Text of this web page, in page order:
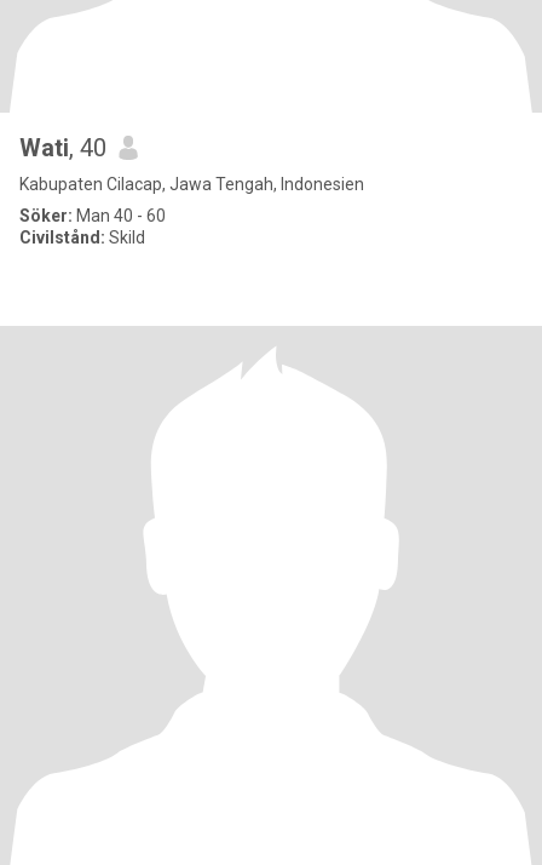
Wati, 40
Kabupaten Cilacap, Jawa Tengah, Indonesien
Söker: Man 40 - 60
Civilstånd: Skild